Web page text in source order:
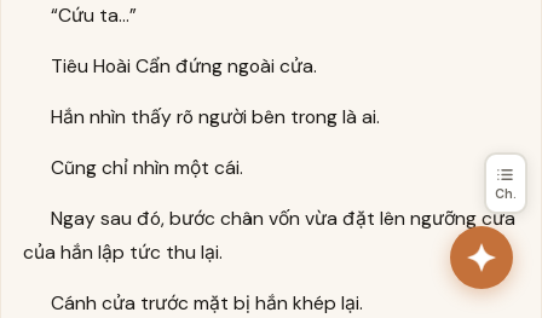
Ch.
“Cứu ta…”
Tiêu Hoài Cẩn đứng ngoài cửa.
Hắn nhìn thấy rõ người bên trong là ai.
Cũng chỉ nhìn một cái.
Ngay sau đó, bước chân vốn vừa đặt lên ngưỡng cửa
của hắn lập tức thu lại.
Cánh cửa trước mặt bị hắn khép lại.